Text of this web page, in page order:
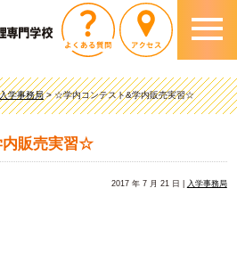
学事務局>☆学内コンテスト&学内販売実習☆
販売実習☆
2017 年 7 月 21 日 | 入学事務局